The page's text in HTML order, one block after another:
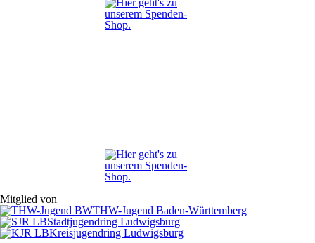
Mitglied von
THW-Jugend Baden-Württemberg
Stadtjugendring Ludwigsburg
Kreisjugendring Ludwigsburg